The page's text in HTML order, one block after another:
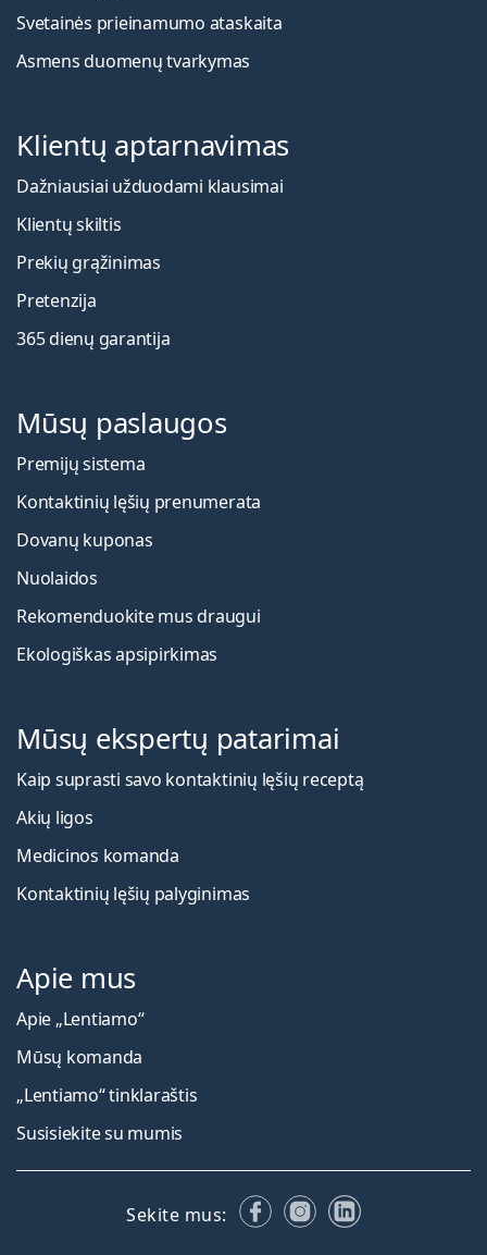
Svetainės prieinamumo ataskaita
Asmens duomenų tvarkymas
Klientų aptarnavimas
Dažniausiai užduodami klausimai
Klientų skiltis
Prekių grąžinimas
Pretenzija
365 dienų garantija
Mūsų paslaugos
Premijų sistema
Kontaktinių lęšių prenumerata
Dovanų kuponas
Nuolaidos
Rekomenduokite mus draugui
Ekologiškas apsipirkimas
Mūsų ekspertų patarimai
Kaip suprasti savo kontaktinių lęšių receptą
Akių ligos
Medicinos komanda
Kontaktinių lęšių palyginimas
Apie mus
Apie „Lentiamo“
Mūsų komanda
„Lentiamo“ tinklaraštis
Susisiekite su mumis
Sekite mus: FacebookInstagram
LinkedIn